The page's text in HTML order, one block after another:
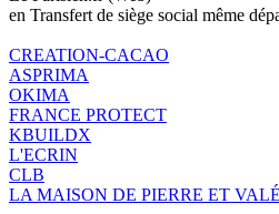
en Transfert de siège social même
CREATION-CACAO
ASPRIMA
OKIMA
FRANCE PROTECT
KBUILDX
L'ECRIN
CLB
LA MAISON DE PIERRE ET